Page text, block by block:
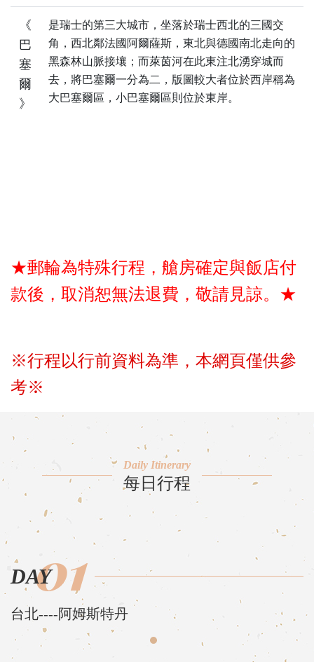
《
巴
塞
爾
》
是瑞士的第三大城市，坐落於瑞士西北的三國交
角，西北鄰法國阿爾薩斯，東北與德國南北走向的
黑森林山脈接壤；而萊茵河在此東注北湧穿城而
去，將巴塞爾一分為二，版圖較大者位於西岸稱為
大巴塞爾區，小巴塞爾區則位於東岸。
★郵輪為特殊行程，艙房確定與飯店付
款後，取消恕無法退費，敬請見諒。★
※行程以行前資料為準，本網頁僅供參
考※
Daily Itinerary
每日行程
DAY01
台北----阿姆斯特丹